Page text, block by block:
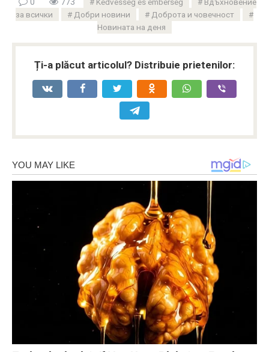
за всички
Добри новини
Доброта и човечност
Новината на деня
Ți-a plăcut articolul? Distribuie prietenilor: